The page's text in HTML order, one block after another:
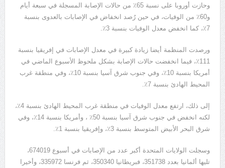
وحازت أوروبا على نسبة 65٪ من حالات الإصابة المسجلة في سبعة أيام
و60٪ من الوفيات، في حين رُصد انخفاض في الإصابات بالعدوى بنسبة
7٪، كما انخفض معدل الوفيات بنسبة 3٪.
ورصدت المنظمة أيضا زيادة كبيرة في معدل الإصابات في إفريقيا بنسبة
111٪، فيما انخفضت حالات الإصابة بشكل ملحوظ الأسبوع الماضي في
أمريكا بنسبة 10٪، وفي جنوب شرق آسيا بنسبة 10٪، وفي منطقة غرب
المحيط الهادئ بنسبة 7٪.
إلى ذلك، ارتفع معدل الوفيات في منطقة غرب المحيط الهادئ بنسبة 4٪،
لكنه انخفض في جنوب شرق آسيا بنسبة 50٪ ، وأمريكا بنسبة 14٪، وفي
شرق البحر الأبيض المتوسط ​​بنسبة 3٪، وإفريقيا بنسبة 1٪.
وسجلت الولايات المتحدة أكبر عدد من الإصابات في أسبوع 674019،
تليها ألمانيا بعدد 351738، فبريطانيا 350340، ثم فرنسا 335972، وأخيرا